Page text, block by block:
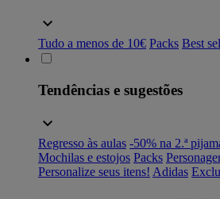
Tudo a menos de 10€ Packs Best
Tendências e sugestões
Regresso às aulas -50% na 2.ª
Mochilas e estojos Packs
Personalize seus itens! Adidas